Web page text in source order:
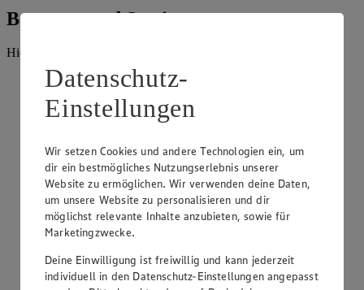
Beratung und Sortiment
Hier findest du alles, was unser EDEKA Markt anbietet.
Datenschutz-
Einstellungen
Wir setzen Cookies und andere Technologien ein, um
dir ein bestmögliches Nutzungserlebnis unserer
Website zu ermöglichen. Wir verwenden deine Daten,
um unsere Website zu personalisieren und dir
möglichst relevante Inhalte anzubieten, sowie für
Marketingzwecke.
Deine Einwilligung ist freiwillig und kann jederzeit
individuell in den Datenschutz-Einstellungen angepasst